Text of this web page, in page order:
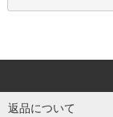
返品について